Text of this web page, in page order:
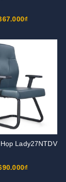
Lady27NTDV